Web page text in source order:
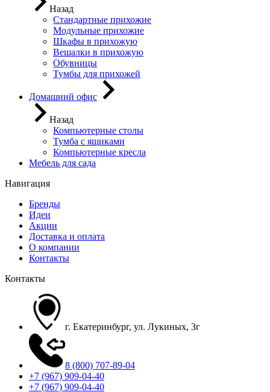
Назад
Стандартные прихожие
Модульные прихожие
Шкафы в прихожую
Вешалки в прихожую
Обувницы
Тумбы для прихожей
Домашний офис
Назад
Компьютерные столы
Тумба с ящиками
Компьютерные кресла
Мебель для сада
Навигация
Бренды
Идеи
Акции
Доставка и оплата
О компании
Контакты
Контакты
г. Екатеринбург, ул. Лукиных, 3г
8 (800) 707-89-04
+7 (967) 909-04-40
+7 (967) 909-04-40